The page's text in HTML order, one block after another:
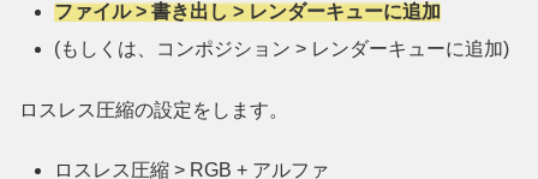
ファイル > 書き出し > レンダーキューに追加
(もしくは、コンポジション > レンダーキューに追加)
ロスレス圧縮の設定をします。
ロスレス圧縮 > RGB + アルファ